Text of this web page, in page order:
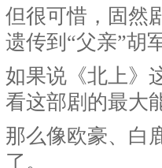
但很可惜，固然
遗传到“父亲”胡
如果说《北上》
看这部剧的最大
那么像欧豪、白
了。